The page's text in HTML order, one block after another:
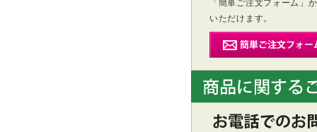
「簡単ご注文フォーム」
いただけます。